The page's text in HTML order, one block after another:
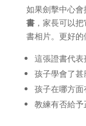
如果劍擊中心
書，家長可以
書相片。更好的
這張證書代表
孩子學會了甚
孩子在哪方面
教練有否給予